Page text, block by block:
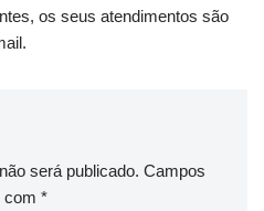
os seus atendimentos são
será publicado. Campos
com *